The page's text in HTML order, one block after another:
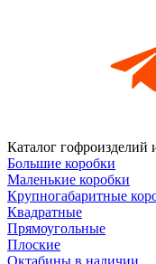
Каталог гофроизделий
Большие коробки
Маленькие коробки
Крупногабаритные
Квадратные
Прямоугольные
Плоские